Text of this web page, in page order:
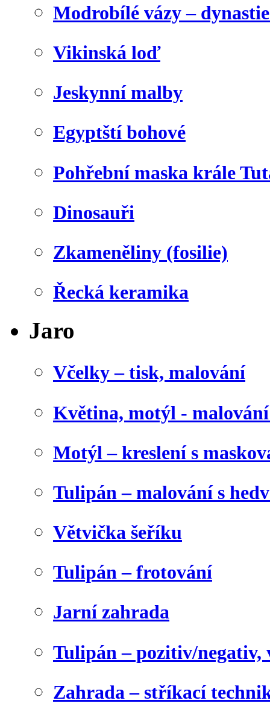
Modrobílé vázy –
Vikinská loď
Jeskynní malby
Egyptští bohové
Pohřební maska krále
Dinosauři
Zkameněliny (fosilie)
Řecká keramika
Jaro
Včelky – tisk, malování
Květina, motýl -
Motýl – kreslení s
Tulipán – malování s
Větvička šeříku
Tulipán – frotování
Jarní zahrada
Tulipán – pozitiv/negativ,
Zahrada – stříkací